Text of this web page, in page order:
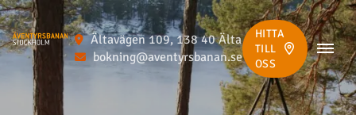
Ältavägen 109, 138 40 Älta
bokning@aventyrsbanan.se
HITTA
TILL
OSS